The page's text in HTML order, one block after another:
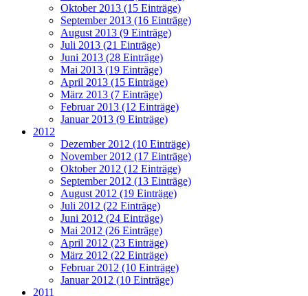
Oktober 2013 (15 Einträge)
September 2013 (16 Einträge)
August 2013 (9 Einträge)
Juli 2013 (21 Einträge)
Juni 2013 (28 Einträge)
Mai 2013 (19 Einträge)
April 2013 (15 Einträge)
März 2013 (7 Einträge)
Februar 2013 (12 Einträge)
Januar 2013 (9 Einträge)
2012
Dezember 2012 (10 Einträge)
November 2012 (17 Einträge)
Oktober 2012 (12 Einträge)
September 2012 (13 Einträge)
August 2012 (19 Einträge)
Juli 2012 (22 Einträge)
Juni 2012 (24 Einträge)
Mai 2012 (26 Einträge)
April 2012 (23 Einträge)
März 2012 (22 Einträge)
Februar 2012 (10 Einträge)
Januar 2012 (10 Einträge)
2011